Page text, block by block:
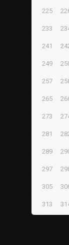
225
233
241
249
257
265
273
281
289
297
305
313